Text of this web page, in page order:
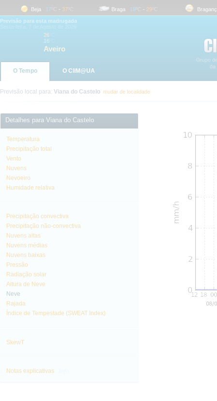
Beja 17 ºC- 37 ºC Braga 18 ºC- 29 ºC
Bragança
Previsão para esta madrugada
26
16
Aveiro
O Tempo O CliM@UA
Previsão local para: Viana do Castelo mudar de localidade
Detalhes para Viana do Castelo
Temperatura
Precipitação total
Vento
Nuvens
Nevoeiro
Humidade relativa
Precipitação convectiva
Precipitação não-convectiva
Nuvens altas
Nuvens médias
Nuvens baixas
Pressão
Radiação solar
Altura de Neve
Neve
Rajada
Índice de Tempestade (SWEAT Index)
SkewT
Notas explicativas